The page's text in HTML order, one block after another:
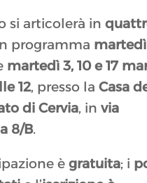
si articolerà in
programma
martedì 3, 10 e 17
12, presso la Casa
di Cervia, in via
8/B.
è gratuita; i